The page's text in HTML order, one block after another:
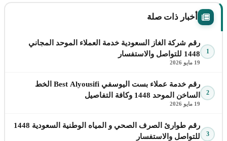
أخبار ذات صلة
1
رقم شركة الغاز السعودية خدمة العملاء الموحد المجاني
1448 للتواصل والاستفسار
19 مايو 2026
2
رقم خدمة عملاء بست اليوسفي Best Alyousifi الخط
الساخن الموحد 1448 وكافة التفاصيل
19 مايو 2026
3
رقم طوارئ الصرف الصحي و المياه الوطنية السعودية 1448
للتواصل والاستفسار